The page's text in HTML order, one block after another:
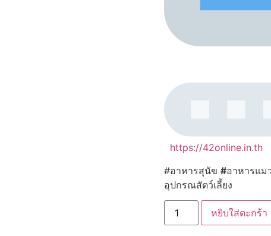
https://42online.in.th
#อาหารสุนัข #อาหารแม
อุปกรณสัตว์เลี้ยง
จำนวน
Ostech
Ultra
หยิบใส่ตะกร้า